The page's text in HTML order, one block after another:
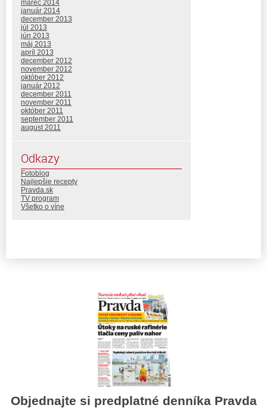
marec 2014
január 2014
december 2013
júl 2013
jún 2013
máj 2013
apríl 2013
december 2012
november 2012
október 2012
január 2012
december 2011
november 2011
október 2011
september 2011
august 2011
Odkazy
Fotoblog
Najlepšie recepty
Pravda.sk
TV program
Všetko o víne
Objednajte si predplatné denníka Pravda